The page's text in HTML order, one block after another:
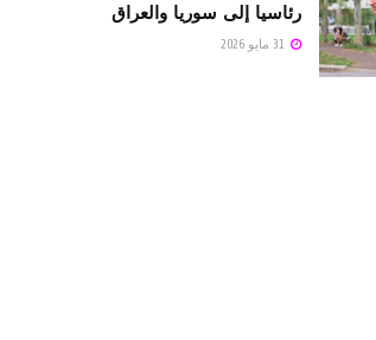
رئاسيا إلى سوريا والعراق